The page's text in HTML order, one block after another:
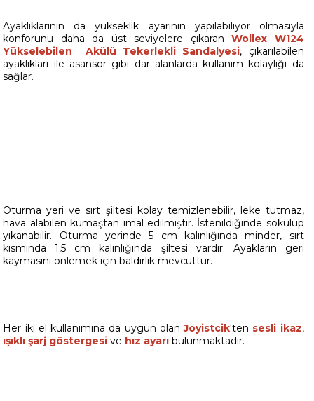
Ayaklıklarının da yükseklik ayarının yapılabiliyor olmasıyla
konforunu daha da üst seviyelere çıkaranWollex W124
Yükselebilen Akülü Tekerlekli Sandalyesi, çıkarılabilen
ayaklıkları ile asansör gibi dar alanlarda kullanım kolaylığı da
sağlar.
Oturma yeri ve sırt şiltesi kolay temizlenebilir, leke tutmaz,
hava alabilen kumaştan imal edilmiştir. İstenildiğinde sökülüp
yıkanabilir. Oturma yerinde 5 cm kalınlığında minder, sırt
kısmında 1,5 cm kalınlığında şiltesi vardır. Ayakların geri
kaymasını önlemek için baldırlık mevcuttur.
Her iki el kullanımına da uygun olanJoyistcik'ten sesli ikaz,
ışıklı şarj göstergesi ve hız ayarı bulunmaktadır.